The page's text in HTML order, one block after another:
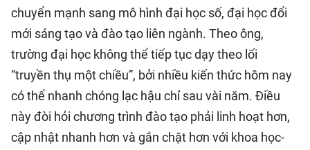
chuyển mạnh sang mô hình đại học số, đại học đổi
mới sáng tạo và đào tạo liên ngành. Theo ông,
trường đại học không thể tiếp tục dạy theo lối
“truyền thụ một chiều”, bởi nhiều kiến thức hôm nay
có thể nhanh chóng lạc hậu chỉ sau vài năm. Điều
này đòi hỏi chương trình đào tạo phải linh hoạt hơn,
cập nhật nhanh hơn và gắn chặt hơn với khoa học-